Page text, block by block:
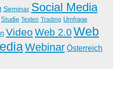
Seminar Social Media
Studie Texten Trading Umfrage
Video Web 2.0Web
Webinar Österreich